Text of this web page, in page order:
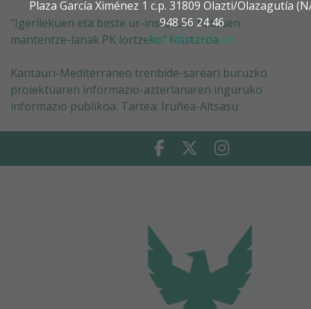
Plaza García Ximénez 1 c.p. 31809 Olazti/Olazagutía
948 56 24 46
olazti@olazti.com
“Igerilekuen eta beste ur-instalazio batzuen
mantentze-lanak PK lortzeko” ikastaroa
Kantauri-Mediterraneo trenbide-sareari buruzko
proiektuaren informazio-azterlanaren inguruko
informazio publikoa. Tartea: Iruñea-Altsasu
Facebook Twitter Instagram